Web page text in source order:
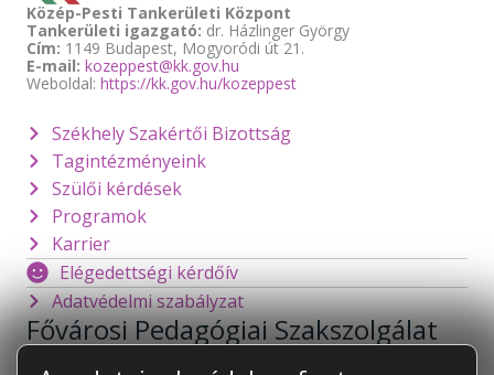
Közép-Pesti Tankerületi Központ
Tankerületi igazgató: dr. Házlinger György
Cím: 1149 Budapest, Mogyoródi út 21.
E-mail: kozeppest@kk.gov.hu
Weboldal: https://kk.gov.hu/kozeppest
Székhely Szakértői Bizottság
Tagintézményeink
Szülői kérdések
Programok
Karrier
Elégedettségi kérdőív
Adatvédelmi szabályzat
Fővárosi Pedagógiai Szakszolgálat
1141 Budapest